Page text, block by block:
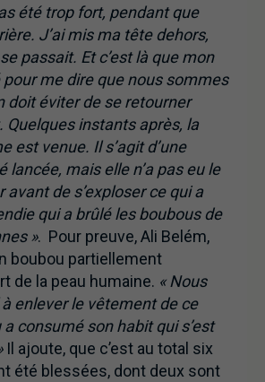
été trop fort, pendant que
J’ai mis ma tête dehors,
passait. Et c’est là que mon
me dire que nous sommes
doit éviter de se retourner
Quelques instants après, la
est venue. Il s’agit d’une
lancée, mais elle n’a pas eu le
de s’exploser ce qui a
qui a brûlé les boubous de
». Pour preuve, Ali Belém,
boubou partiellement
de la peau humaine. « Nous
enlever le vêtement de ce
consumé son habit qui s’est
Il ajoute, que c’est au total six
été blessées, dont deux sont